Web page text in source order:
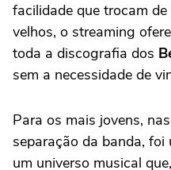
facilidade que trocam
velhos, o streaming
toda a discografia dos
sem a necessidade de
Para os mais jovens,
separação da banda,
um universo musical